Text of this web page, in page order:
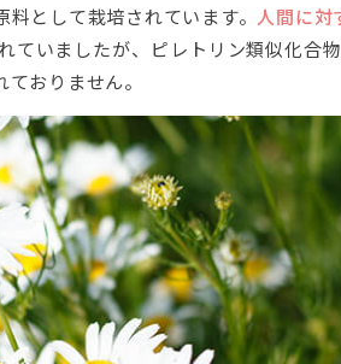
として栽培されています。 人間に対
ていましたが、ピレトリン類似化合
おりません。